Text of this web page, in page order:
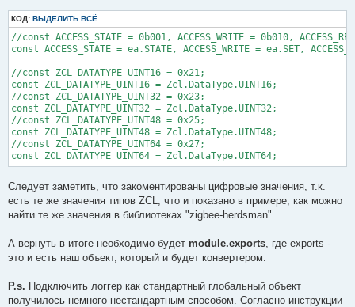
КОД: ВЫДЕЛИТЬ ВСЁ
//const ACCESS_STATE = 0b001, ACCESS_WRITE = 0b010,
const ACCESS_STATE = ea.STATE, ACCESS_WRITE = ea.SET,
//const ZCL_DATATYPE_UINT16 = 0x21;
const ZCL_DATATYPE_UINT16 = Zcl.DataType.UINT16;
//const ZCL_DATATYPE_UINT32 = 0x23;
const ZCL_DATATYPE_UINT32 = Zcl.DataType.UINT32;
//const ZCL_DATATYPE_UINT48 = 0x25;
const ZCL_DATATYPE_UINT48 = Zcl.DataType.UINT48;
//const ZCL_DATATYPE_UINT64 = 0x27;
Следует заметить, что закоментированы цифровые значения, т.к.
есть те же значения типов ZCL, что и показано в примере, как можно
найти те же значения в библиотеках "zigbee-herdsman".
А вернуть в итоге необходимо будет module.exports , где exports -
это и есть наш объект, который и будет конвертером.
P.s. Подключить логгер как стандартный глобальный объект
получилось немного нестандартным способом. Согласно инструкции